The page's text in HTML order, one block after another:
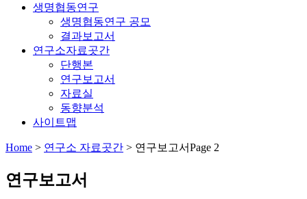
생명협동연구
생명협동연구 공모
결과보고서
연구소자료곳간
단행본
연구보고서
자료실
동향분석
사이트맵
Home > 연구소 자료곳간 > 연구보고서Page 2
연구보고서